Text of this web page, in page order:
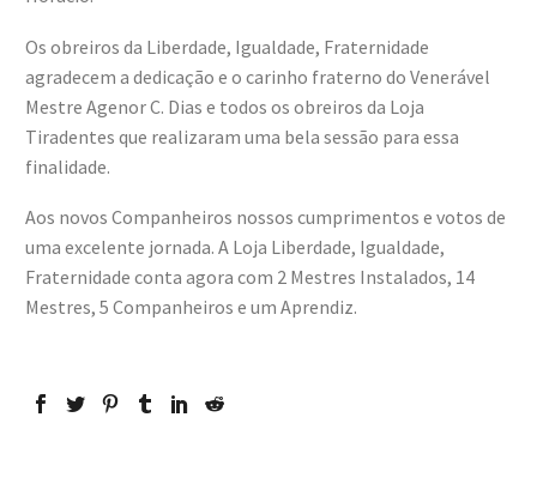
Os obreiros da Liberdade, Igualdade, Fraternidade
agradecem a dedicação e o carinho fraterno do Venerável
Mestre Agenor C. Dias e todos os obreiros da Loja
Tiradentes que realizaram uma bela sessão para essa
finalidade.
Aos novos Companheiros nossos cumprimentos e votos de
uma excelente jornada. A Loja Liberdade, Igualdade,
Fraternidade conta agora com 2 Mestres Instalados, 14
Mestres, 5 Companheiros e um Aprendiz.